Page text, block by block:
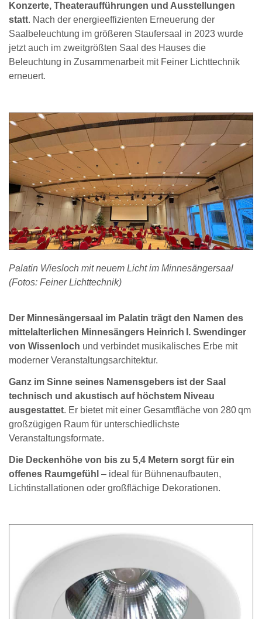
Konzerte, Theateraufführungen und Ausstellungen
statt. Nach der energieeffizienten Erneuerung der
Saalbeleuchtung im größeren Staufersaal in 2023 wurde
jetzt auch im zweitgrößten Saal des Hauses die
Beleuchtung in Zusammenarbeit mit Feiner Lichttechnik
erneuert.
Palatin Wiesloch mit neuem Licht im Minnesängersaal
(Fotos: Feiner Lichttechnik)
Der Minnesängersaal im Palatin trägt den Namen des
mittelalterlichen Minnesängers Heinrich I. Swendinger
von Wissenloch und verbindet musikalisches Erbe mit
moderner Veranstaltungsarchitektur.
Ganz im Sinne seines Namensgebers ist der Saal
technisch und akustisch auf höchstem Niveau
ausgestattet. Er bietet mit einer Gesamtfläche von 280 qm
großzügigen Raum für unterschiedlichste
Veranstaltungsformate.
Die Deckenhöhe von bis zu 5,4 Metern sorgt für ein
offenes Raumgefühl – ideal für Bühnenaufbauten,
Lichtinstallationen oder großflächige Dekorationen.